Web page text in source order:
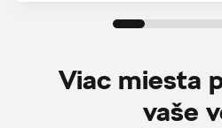
Viac miesta
vaše